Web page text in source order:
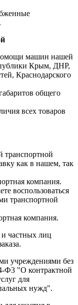
машин нашей
Крым, ДНР,
Краснодарского
общего
всех товаров
транспортной
как в нашем, так
компания.
воспользоваться
транспортной
компания.
и частных лиц
учреждениями без
Ф3 "О контрактной
для
нужд".